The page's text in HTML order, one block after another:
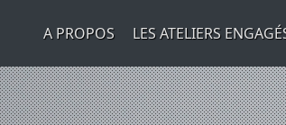
A PROPOS LES ATELIERS